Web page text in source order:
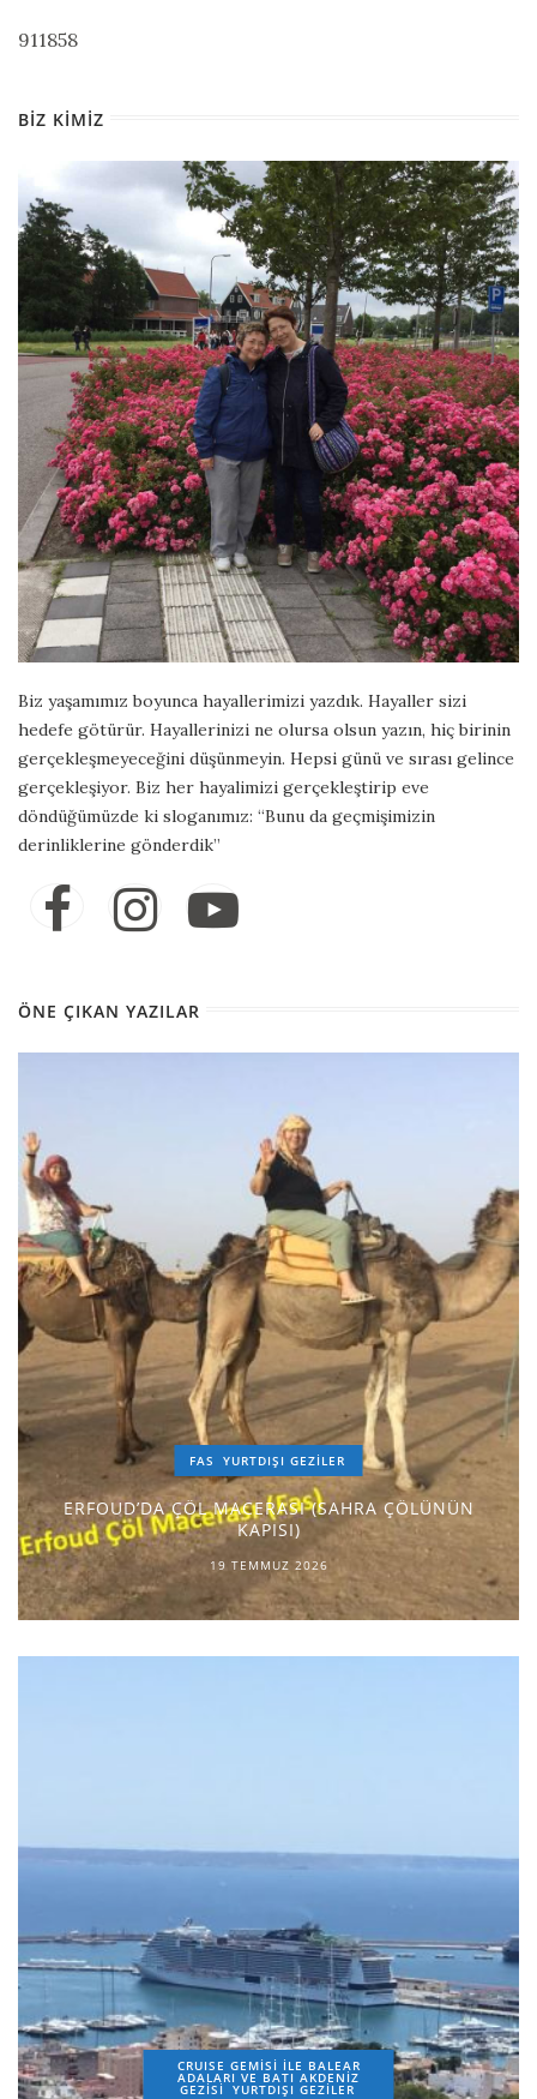
911858
BIZ KIMIZ
Biz yaşamımız boyunca hayallerimizi yazdık. Hayaller sizi
hedefe götürür. Hayallerinizi ne olursa olsun yazın, hiç birinin
gerçekleşmeyeceğini düşünmeyin. Hepsi günü ve sırası gelince
gerçekleşiyor. Biz her hayalimizi gerçekleştirip eve
döndüğümüzde ki sloganımız: “Bunu da geçmişimizin
derinliklerine gönderdik”
ÖNE ÇIKAN YAZILAR
FAS YURTDIŞI GEZILER
ERFOUD’DA ÇÖL MACERASI (SAHRA ÇÖLÜNÜN
KAPISI)
19 TEMMUZ 2026
CRUISE GEMİSİ İLE BALEAR
ADALARI VE BATI AKDENİZ
GEZİSİ YURTDIŞI GEZILER